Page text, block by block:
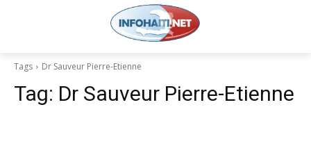
Tags Dr Sauveur Pierre-Etienne
Tag: Dr Sauveur Pierre-Etienne